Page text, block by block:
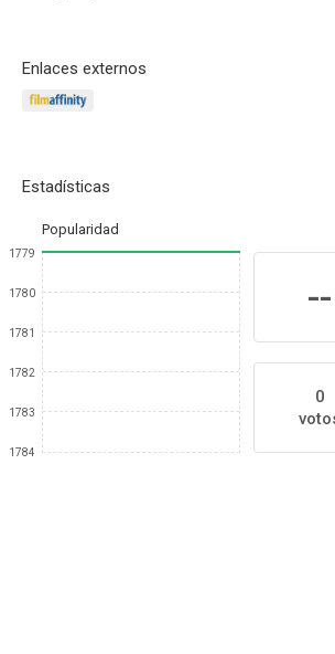
Enlaces externos
Estadísticas
Popularidad
1779
1780
1781
1782
1783
1784
--
0